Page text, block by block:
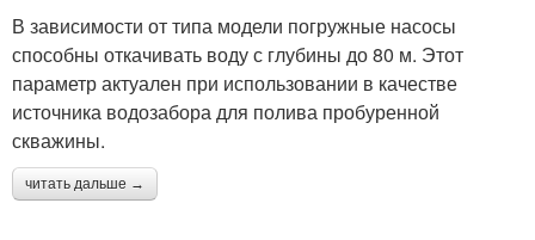
Насосы для полива Насосы по конструкции
Вихревой насос
В зависимости от типа модели погружные насосы
способны откачивать воду с глубины до 80 м. Этот
параметр актуален при использовании в качестве
источника водозабора для полива пробуренной
скважины.
читать дальше →